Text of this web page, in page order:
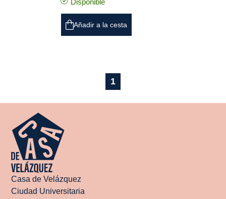
Disponible
Añadir a la cesta
1
Casa de Velázquez
Ciudad Universitaria